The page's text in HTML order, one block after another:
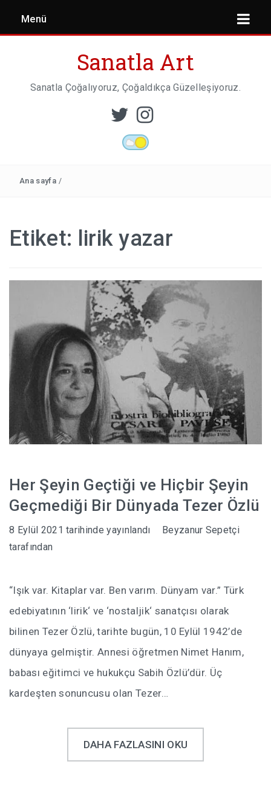
Menü
Sanatla Art
Sanatla Çoğalıyoruz, Çoğaldıkça Güzelleşiyoruz.
Ana sayfa /
Etiket: lirik yazar
Her Şeyin Geçtiği ve Hiçbir Şeyin
Geçmediği Bir Dünyada Tezer Özlü
8 Eylül 2021 tarihinde yayınlandı
Beyzanur Sepetçi
tarafından
“Işık var. Kitaplar var. Ben varım. Dünyam var.” Türk
edebiyatının ‘lirik‘ ve ‘nostaljik‘ sanatçısı olarak
bilinen Tezer Özlü, tarihte bugün, 10 Eylül 1942’de
dünyaya gelmiştir. Annesi öğretmen Nimet Hanım,
babası eğitimci ve hukukçu Sabih Özlü’dür. Üç
kardeşten sonuncusu olan Tezer…
DAHA FAZLASINI OKU